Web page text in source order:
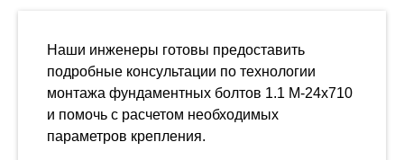
Наши инженеры готовы предоставить
подробные консультации по технологии
монтажа фундаментных болтов 1.1 М-24х710
и помочь с расчетом необходимых
параметров крепления.